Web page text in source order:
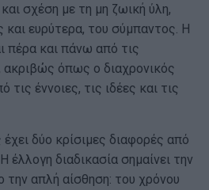
σχέση με τη μη ζωική ύλη,
και ευρύτερα, του σύμπαντος. Η
πέρα και πάνω από τις
ακριβώς όπως ο διαχρονικός
έννοιες, τις ιδέες και τις
δύο κρίσιμες διαφορές από
διαδικασία σημαίνει την
την απλή αίσθηση: του χρόνου